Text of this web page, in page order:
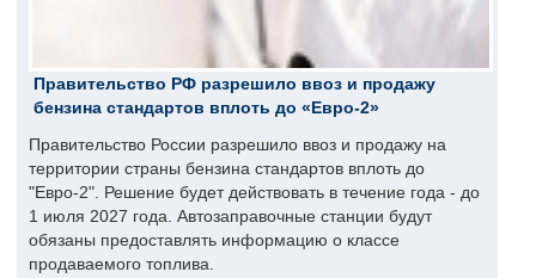
Правительство РФ разрешило ввоз и продажу
бензина стандартов вплоть до «Евро-2»
Правительство России разрешило ввоз и продажу на
территории страны бензина стандартов вплоть до
"Евро-2". Решение будет действовать в течение года - до
1 июля 2027 года. Автозаправочные станции будут
обязаны предоставлять информацию о классе
продаваемого топлива.